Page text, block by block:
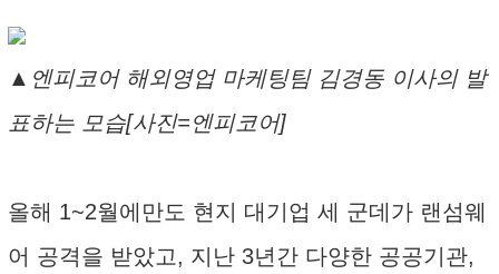
▲엔피코어 해외영업 마케팅팀 김경동 이사의 발
표하는 모습[사진=엔피코어]
올해 1~2월에만도 현지 대기업 세 군데가 랜섬웨
어 공격을 받았고, 지난 3년간 다양한 공공기관,